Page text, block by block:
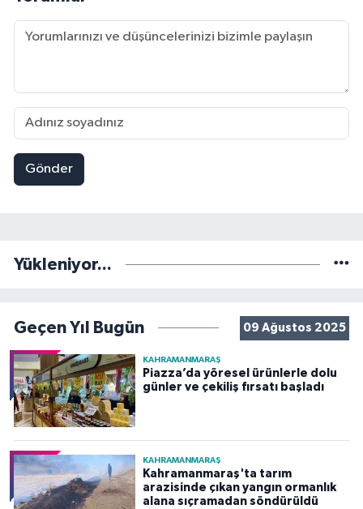
Gönder
Yükleniyor...
Geçen Yıl Bugün 09 Ağustos 2025
KAHRAMANMARAŞ
Piazza’da yöresel ürünlerle dolu
günler ve çekiliş fırsatı başladı
KAHRAMANMARAŞ
Kahramanmaraş'ta tarım
arazisinde çıkan yangın ormanlık
alana sıçramadan söndürüldü